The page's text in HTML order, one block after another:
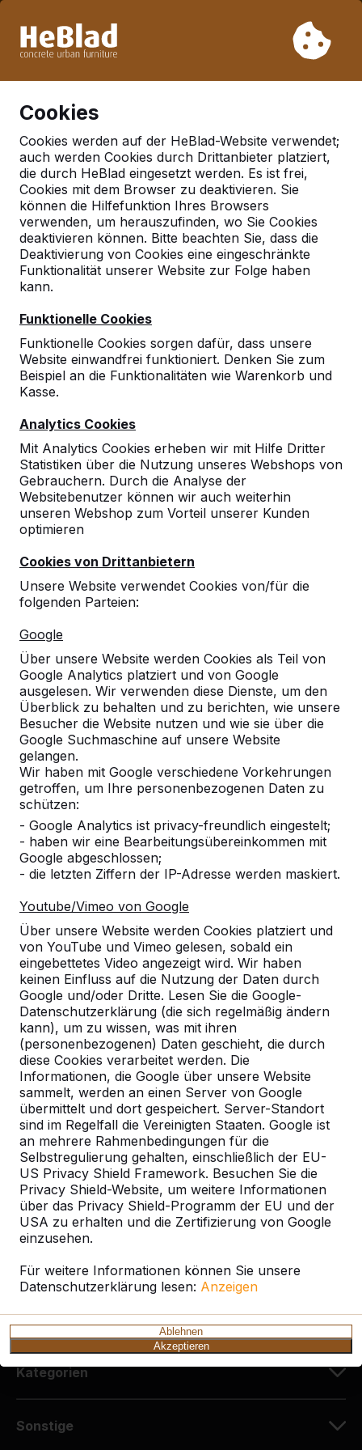
Woche 33 nicht. Bitte berücksichtigen Sie daher längere
Cookies
Cookies werden auf der HeBlad-Website verwendet;
auch werden Cookies durch Drittanbieter platziert,
die durch HeBlad eingesetzt werden. Es ist frei,
Cookies mit dem Browser zu deaktivieren. Sie
können die Hilfefunktion Ihres Browsers
verwenden, um herauszufinden, wo Sie Cookies
deaktivieren können. Bitte beachten Sie, dass die
Deaktivierung von Cookies eine eingeschränkte
Funktionalität unserer Website zur Folge haben
kann.
Funktionelle Cookies
Funktionelle Cookies sorgen dafür, dass unsere
Website einwandfrei funktioniert. Denken Sie zum
Beispiel an die Funktionalitäten wie Warenkorb und
Kasse.
Analytics Cookies
Mit Analytics Cookies erheben wir mit Hilfe Dritter
Statistiken über die Nutzung unseres Webshops von
Gebrauchern. Durch die Analyse der
Websitebenutzer können wir auch weiterhin
unseren Webshop zum Vorteil unserer Kunden
optimieren
Cookies von Drittanbietern
Unsere Website verwendet Cookies von/für die
folgenden Parteien:
Google
Über unsere Website werden Cookies als Teil von
Google Analytics platziert und von Google
ausgelesen. Wir verwenden diese Dienste, um den
Überblick zu behalten und zu berichten, wie unsere
Besucher die Website nutzen und wie sie über die
Google Suchmaschine auf unsere Website
gelangen.
Wir haben mit Google verschiedene Vorkehrungen
getroffen, um Ihre personenbezogenen Daten zu
schützen:
- Google Analytics ist privacy-freundlich eingestelt;
- haben wir eine Bearbeitungsübereinkommen mit
Google abgeschlossen;
- die letzten Ziffern der IP-Adresse werden maskiert.
Youtube/Vimeo von Google
Über unsere Website werden Cookies platziert und
von YouTube und Vimeo gelesen, sobald ein
eingebettetes Video angezeigt wird. Wir haben
keinen Einfluss auf die Nutzung der Daten durch
Google und/oder Dritte. Lesen Sie die Google-
Datenschutzerklärung (die sich regelmäßig ändern
kann), um zu wissen, was mit ihren
(personenbezogenen) Daten geschieht, die durch
diese Cookies verarbeitet werden. Die
Informationen, die Google über unsere Website
sammelt, werden an einen Server von Google
übermittelt und dort gespeichert. Server-Standort
sind im Regelfall die Vereinigten Staaten. Google ist
an mehrere Rahmenbedingungen für die
Selbstregulierung gehalten, einschließlich der EU-
US Privacy Shield Framework. Besuchen Sie die
Privacy Shield-Website, um weitere Informationen
über das Privacy Shield-Programm der EU und der
USA zu erhalten und die Zertifizierung von Google
einzusehen.
Für weitere Informationen können Sie unsere
Datenschutzerklärung lesen: Anzeigen
Ablehnen
Akzeptieren
Deutschland
Referenties in:
Babenhausen
Geen reviews gevonden voor deze
Referenzen
Unsere Produkte finden Sie in ganz Europa
und darüber hinaus. Sehen Sie hier, wo Sie
ein HeBlad-Produkt in Ihrer Nähe finden.
Produkt
Alles anzeigen
Kategorie
Alles anzeigen
Ort oder Postleitzahl suchen
Kontakt
HeBlad Deutschland
Diekerstraße 97
42781 Haan
Deutschland
+49 212 934 77 25
info@HeBlad.de
Kundenservice
Kategorien
Sonstige